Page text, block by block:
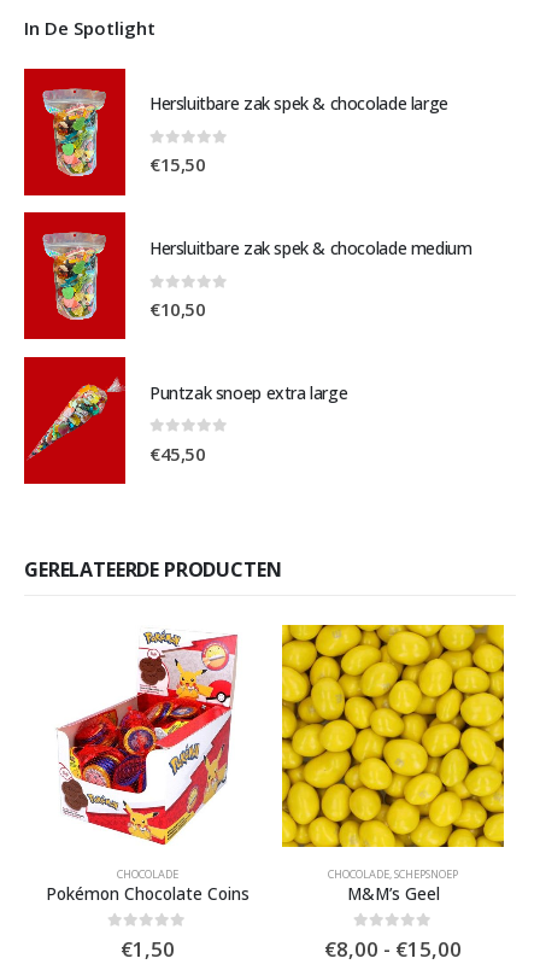
In De Spotlight
Hersluitbare zak spek & chocolade large
€15,50
Hersluitbare zak spek & chocolade medium
€10,50
Puntzak snoep extra large
€45,50
GERELATEERDE PRODUCTEN
CHOCOLADE
Pokémon Chocolate Coins
out of 5
€1,50
CHOCOLADE,SCHEPSNOEP
M&M’s Geel
0out of 5
€8,00 - €15,00